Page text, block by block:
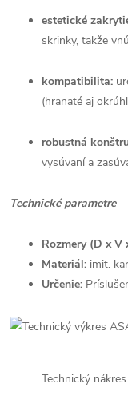
estetické
skrinky, takže
kompatibilita:
(hranaté aj
robustná
vysúvaní a
Technické parametre
Rozmery (D x V
Materiál: imit.
Určenie:
Technický